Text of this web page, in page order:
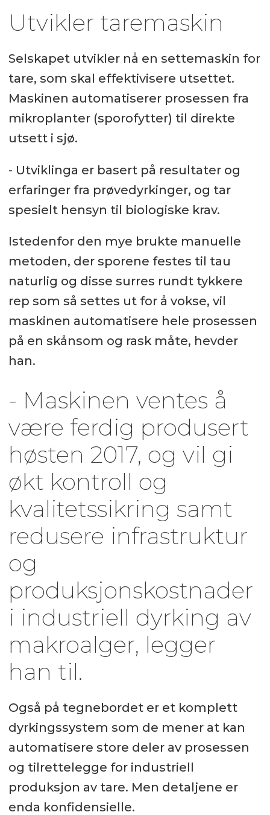
Utvikler taremaskin
Selskapet utvikler nå en settemaskin for
tare, som skal effektivisere utsettet.
Maskinen automatiserer prosessen fra
mikroplanter (sporofytter) til direkte
utsett i sjø.
- Utviklinga er basert på resultater og
erfaringer fra prøvedyrkinger, og tar
spesielt hensyn til biologiske krav.
Istedenfor den mye brukte manuelle
metoden, der sporene festes til tau
naturlig og disse surres rundt tykkere
rep som så settes ut for å vokse, vil
maskinen automatisere hele prosessen
på en skånsom og rask måte, hevder
han.
- Maskinen ventes å
være ferdig produsert
høsten 2017, og vil gi
økt kontroll og
kvalitetssikring samt
redusere infrastruktur
og
produksjonskostnader
i industriell dyrking av
makroalger, legger
han til.
Også på tegnebordet er et komplett
dyrkingssystem som de mener at kan
automatisere store deler av prosessen
og tilrettelegge for industriell
produksjon av tare. Men detaljene er
enda konfidensielle.